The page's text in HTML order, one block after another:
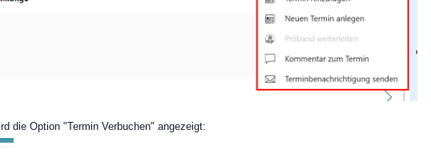
die Option "Termin Verbuchen" angezeigt: